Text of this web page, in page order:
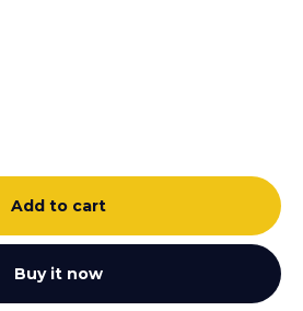
Add to cart
Buy it now